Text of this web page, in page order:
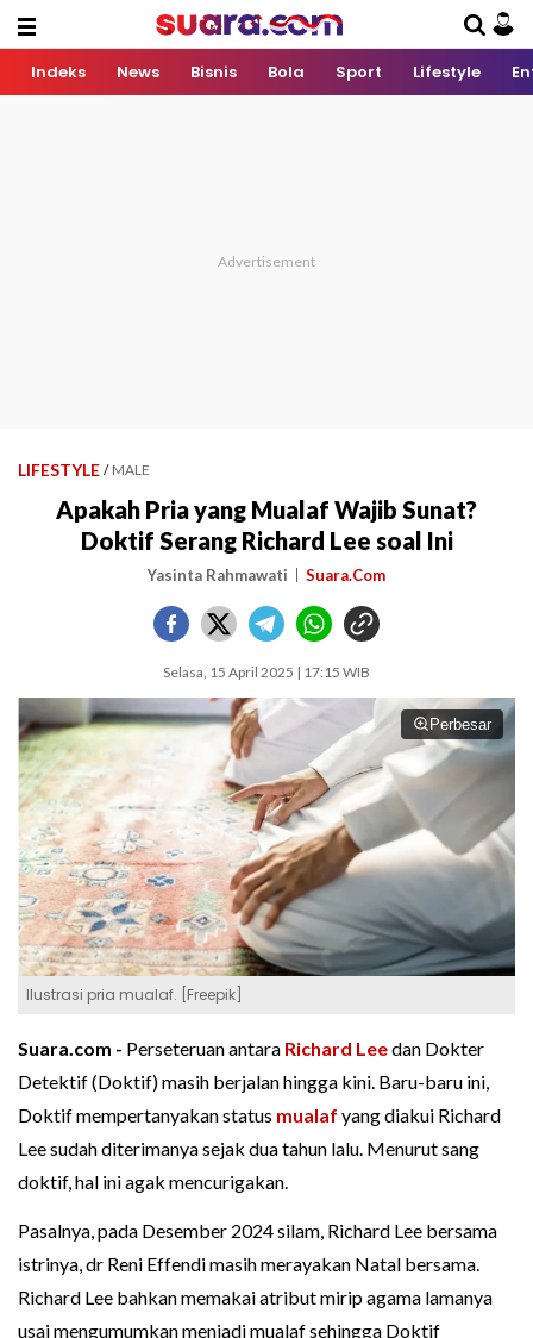
Indeks News Bisnis Bola Sport Lifestyle
LIFESTYLE / MALE
Apakah Pria yang Mualaf Wajib Sunat?
Doktif Serang Richard Lee soal Ini
Yasinta Rahmawati Suara.Com
Selasa, 15 April 2025 | 17:15 WIB
Perbesar
Ilustrasi pria mualaf. [Freepik]
Suara.com - Perseteruan antara Richard Leedan Dokter
Detektif (Doktif) masih berjalan hingga kini. Baru-baru ini,
Doktif mempertanyakan status mualaf yang diakui Richard
Lee sudah diterimanya sejak dua tahun lalu. Menurut sang
doktif, hal ini agak mencurigakan.
Pasalnya, pada Desember 2024 silam, Richard Lee bersama
istrinya, dr Reni Effendi masih merayakan Natal bersama.
Richard Lee bahkan memakai atribut mirip agama lamanya
usai mengumumkan menjadi mualaf sehingga Doktif